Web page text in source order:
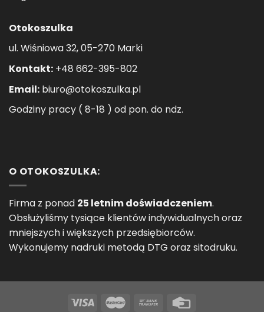
Otokoszulka
ul. Wiśniowa 32, 05-270 Marki
Kontakt: +48 662-395-802
Email: biuro@otokoszulka.pl
Godziny pracy ( 8-18 ) od pon. do ndz.
O OTOKOSZULKA:
Firma z ponad 25 letnim doświadczeniem.
Obsłużyliśmy tysiące klientów indywidualnych oraz
mniejszych i większych przedsiębiorców.
Wykonujemy nadruki metodą DTG oraz sitodruku.